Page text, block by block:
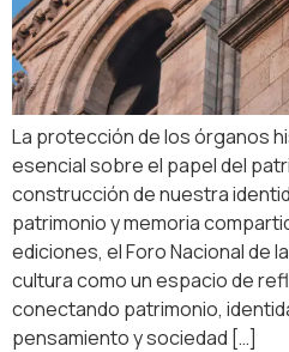
La protección de los órganos
esencial sobre el papel del
construcción de nuestra
patrimonio y memoria
ediciones, el Foro Nacional de
cultura como un espacio de
conectando patrimonio,
pensamiento y sociedad […]